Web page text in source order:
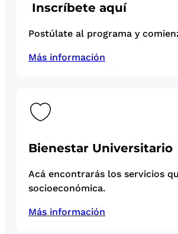
Inscríbete aquí
Postúlate al programa y
Más información
Bienestar Universitario
Acá encontrarás los servicios
socioeconómica.
Más información